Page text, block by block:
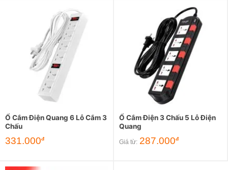
Ổ Cắm Điện Quang 6 Lỗ Cắm 3
Chấu
331.000đ
Ổ Cắm Điện 3 Chấu 5 Lỗ Điện
Quang
Giá từ: 287.000đ